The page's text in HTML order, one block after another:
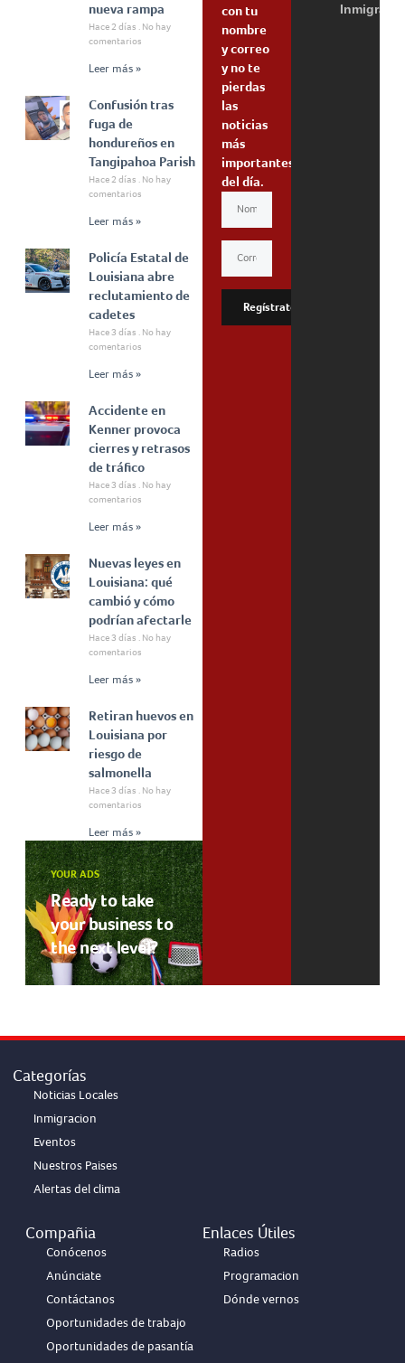
nueva rampa
Hace 2 días
No hay
comentarios
Leer más »
Confusión tras
fuga de
hondureños en
Tangipahoa Parish
Hace 2 días
No hay
comentarios
Leer más »
Policía Estatal de
Louisiana abre
reclutamiento de
cadetes
Hace 3 días
No hay
comentarios
Leer más »
Accidente en
Kenner provoca
cierres y retrasos
de tráfico
Hace 3 días
No hay
comentarios
Leer más »
Nuevas leyes en
Louisiana: qué
cambió y cómo
podrían afectarle
Hace 3 días
No hay
comentarios
Leer más »
Retiran huevos en
Louisiana por
riesgo de
salmonella
Hace 3 días
No hay
comentarios
Leer más »
YOUR ADS
Ready to take
your business to
the next level?
con tu
nombre
y correo
y no te
pierdas
las
noticias
más
importantes
del día.
Regístrate
Categorías
Noticias Locales
Inmigracion
Eventos
Nuestros Paises
Alertas del clima
Compañia
Conócenos
Anúnciate
Contáctanos
Oportunidades de trabajo
Oportunidades de pasantía
Enlaces Útiles
Radios
Programacion
Dónde vernos